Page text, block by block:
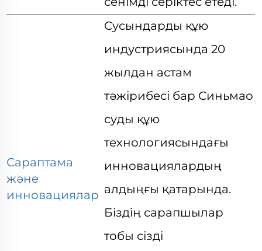
Сараптама
және
инновациялар
Сусындарды құю
индустриясында 20
жылдан астам
тәжірибесі бар Синьмао
суды құю
технологиясындағы
инновациялардың
алдыңғы қатарында.
Біздің сарапшылар
тобы сізді